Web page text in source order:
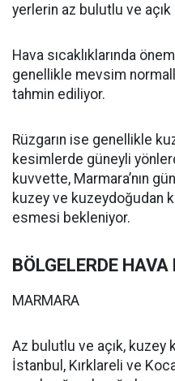
yerlerin az bulutlu ve
Hava sıcaklıklarında
genellikle mevsim
tahmin ediliyor.
Rüzgarın ise genellikle
kesimlerde güneyli
kuvvette, Marmara’nın
kuzey ve kuzeydoğudan
esmesi bekleniyor.
BÖLGELERDE HAVA
MARMARA
Az bulutlu ve açık, kuzey
İstanbul, Kırklareli ve